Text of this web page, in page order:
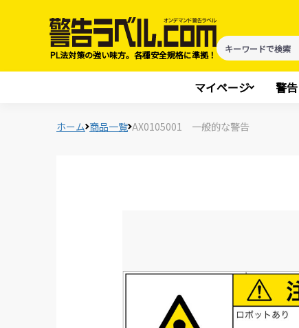
PL法対策の強い味方。各種安全規格に準拠！
マイページ 警
ホーム 商品一覧 AX0105001 一般的な警告